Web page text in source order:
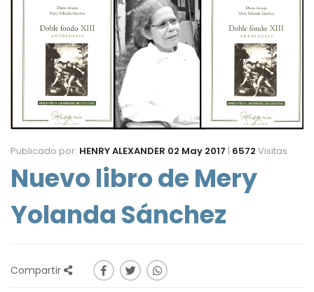
Publicado por: HENRY ALEXANDER 02 May 2017 | 6572 Visitas
Nuevo libro de Mery
Yolanda Sánchez
Compartir